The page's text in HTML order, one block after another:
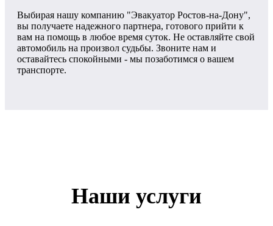
Выбирая нашу компанию "Эвакуатор Ростов-на-Дону",
вы получаете надежного партнера, готового прийти к
вам на помощь в любое время суток. Не оставляйте свой
автомобиль на произвол судьбы. Звоните нам и
оставайтесь спокойными - мы позаботимся о вашем
транспорте.
Наши услуги